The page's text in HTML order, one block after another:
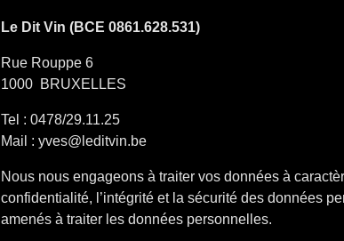
Le Dit Vin (BCE 0861.628.531)
Rue Rouppe 6
1000 BRUXELLES
Tel : 0478/29.11.25
Mail : yves@leditvin.be
Nous nous engageons à traiter vos données à
confidentialité, l’intégrité et la sécurité des données
amenés à traiter les données personnelles.